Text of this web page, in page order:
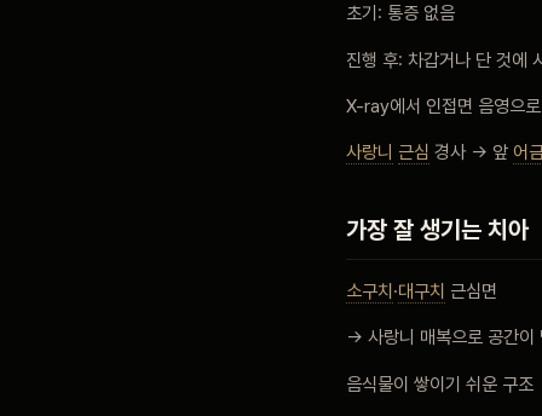
초기: 통증 없음
진행 후: 차갑거나 단 것에
X-ray에서 인접면 음영으
사랑니 근심 경사 → 앞 어
가장 잘 생기는 치아
소구치 ·대구치 근심면
→ 사랑니 매복으로 공간이
음식물이 쌓이기 쉬운 구조